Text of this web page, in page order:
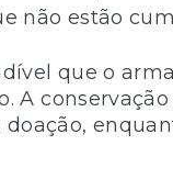
não estão
que o
A